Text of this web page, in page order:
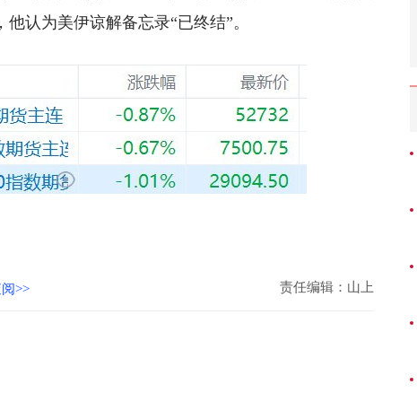
认为美伊谅解备忘录“已终结”。
>> 责任编辑：山上